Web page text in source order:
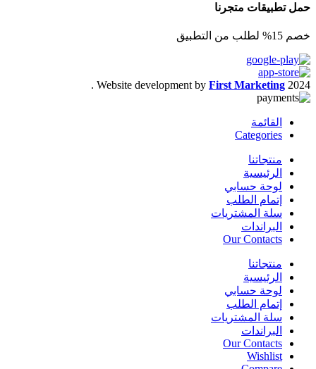
حمل تطبيقات متجرنا
خصم 15% لطلب من التطبيق
Website development by First Marketing 2024
.
القائمة
Categories
منتجاتنا
الرئيسية
لوحة حسابي
إتمام الطلب
سلة المشتريات
البراندات
Our Contacts
منتجاتنا
الرئيسية
لوحة حسابي
إتمام الطلب
سلة المشتريات
البراندات
Our Contacts
Wishlist